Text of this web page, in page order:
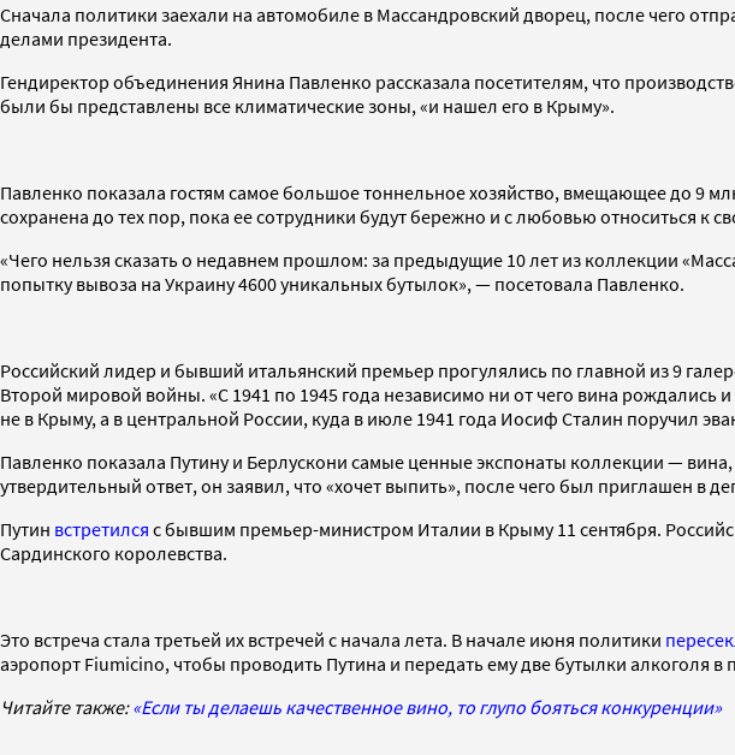
Сначала политики заехали на автомобиле в Массандровский дворец, после чего
делами президента.
Гендиректор объединения Янина Павленко рассказала посетителям, что
были бы представлены все климатические зоны, «и нашел его в Крыму».
Павленко показала гостям самое большое тоннельное хозяйство, вмещающее до 9
сохранена до тех пор, пока ее сотрудники будут бережно и с любовью относиться к
«Чего нельзя сказать о недавнем прошлом: за предыдущие 10 лет из коллекции
попытку вывоза на Украину 4600 уникальных бутылок», — посетовала Павленко.
Российский лидер и бывший итальянский премьер прогулялись по главной из 9
Второй мировой войны. «С 1941 по 1945 года независимо ни от чего вина
не в Крыму, а в центральной России, куда в июле 1941 года Иосиф Сталин поручил
Павленко показала Путину и Берлускони самые ценные экспонаты коллекции —
утвердительный ответ, он заявил, что «хочет выпить», после чего был приглашен в
Путин встретился с бывшим премьер-министром Италии в Крыму 11 сентября.
Сардинского королевства.
Это встреча стала третьей их встречей с начала лета. В начале июня политики
аэропорт Fiumicino, чтобы проводить Путина и передать ему две бутылки алкоголя
Читайте также:«Если ты делаешь качественное вино, то глупо бояться конкуренции»